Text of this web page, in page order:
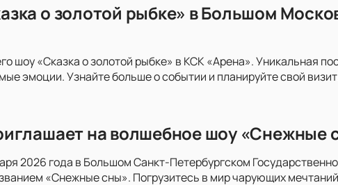
о золотой рыбке» в Большом
шоу «Сказка о золотой рыбке» в КСК «Арена». Уникальная
эмоции. Узнайте больше о событии и планируйте свой
на волшебное шоу «Снежные
2026 года в Большом Санкт-Петербургском
«Снежные сны». Погрузитесь в мир чарующих